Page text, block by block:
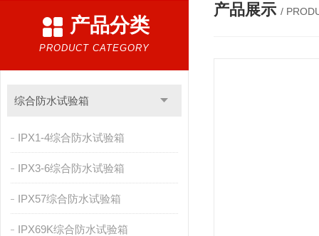
产品分类
PRODUCT CATEGORY
综合防水试验箱
IPX1-4综合防水试验箱
IPX3-6综合防水试验箱
IPX57综合防水试验箱
IPX69K综合防水试验箱
产品展示 /